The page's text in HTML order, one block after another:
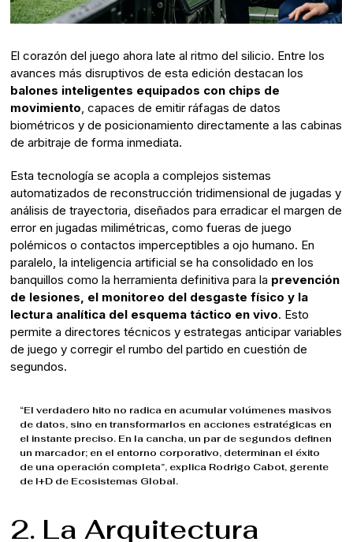
El corazón del juego ahora late al ritmo del silicio. Entre los
avances más disruptivos de esta edición destacan los
balones inteligentes equipados con chips de
movimiento , capaces de emitir ráfagas de datos
biométricos y de posicionamiento directamente a las cabinas
de arbitraje de forma inmediata.
Esta tecnología se acopla a complejos sistemas
automatizados de reconstrucción tridimensional de jugadas y
análisis de trayectoria, diseñados para erradicar el margen de
error en jugadas milimétricas, como fueras de juego
polémicos o contactos imperceptibles a ojo humano. En
paralelo, la inteligencia artificial se ha consolidado en los
banquillos como la herramienta definitiva para la prevención
de lesiones, el monitoreo del desgaste físico y la
lectura analítica del esquema táctico en vivo. Esto
permite a directores técnicos y estrategas anticipar variables
de juego y corregir el rumbo del partido en cuestión de
segundos.
“El verdadero hito no radica en acumular volúmenes masivos
de datos, sino en transformarlos en acciones estratégicas en
el instante preciso. En la cancha, un par de segundos definen
un marcador; en el entorno corporativo, determinan el éxito
de una operación completa”, explica Rodrigo Cabot, gerente
de I+D de Ecosistemas Global.
2. La Arquitectura